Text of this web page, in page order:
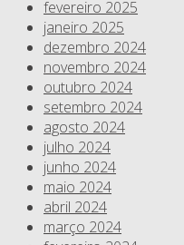
fevereiro 2025
janeiro 2025
dezembro 2024
novembro 2024
outubro 2024
setembro 2024
agosto 2024
julho 2024
junho 2024
maio 2024
abril 2024
março 2024